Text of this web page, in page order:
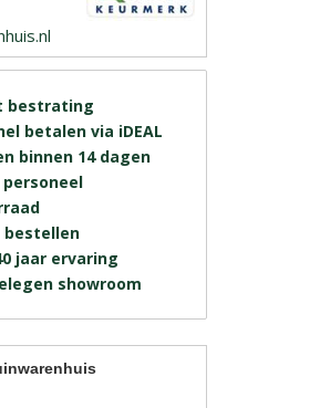
bestrating
betalen via iDEAL
binnen 14 dagen
bestellen
jaar ervaring
showroom